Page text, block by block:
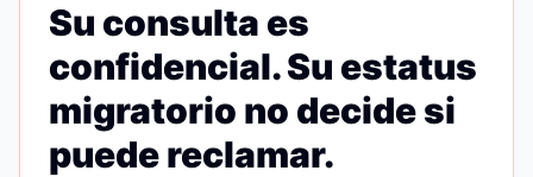
Su consulta es
confidencial. Su estatus
migratorio no decide si
puede reclamar.